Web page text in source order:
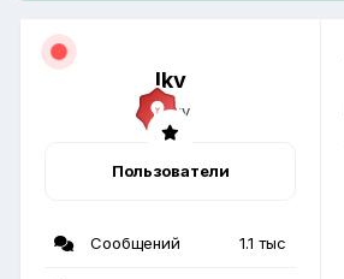
lkv
Пользователи
Сообщений 1.1 тыс